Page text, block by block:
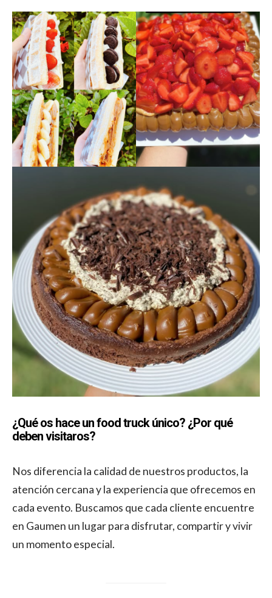
¿Qué os hace un food truck único? ¿Por qué
deben visitaros?
Nos diferencia la calidad de nuestros productos, la
atención cercana y la experiencia que ofrecemos en
cada evento. Buscamos que cada cliente encuentre
en Gaumen un lugar para disfrutar, compartir y vivir
un momento especial.